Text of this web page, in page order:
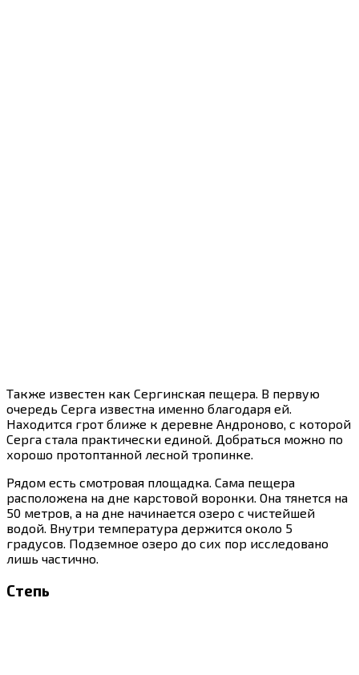
Также известен как Сергинская пещера. В первую
очередь Серга известна именно благодаря ей.
Находится грот ближе к деревне Андроново, с которой
Серга стала практически единой. Добраться можно по
хорошо протоптанной лесной тропинке.
Рядом есть смотровая площадка. Сама пещера
расположена на дне карстовой воронки. Она тянется на
50 метров, а на дне начинается озеро с чистейшей
водой. Внутри температура держится около 5
градусов. Подземное озеро до сих пор исследовано
лишь частично.
Степь